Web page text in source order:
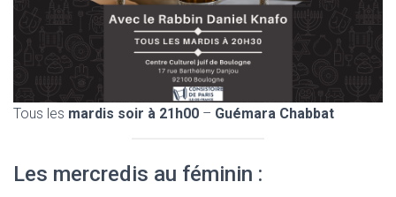
Tous les mardis soir à 21h00 – Guémara Chabbat
Les mercredis au féminin :